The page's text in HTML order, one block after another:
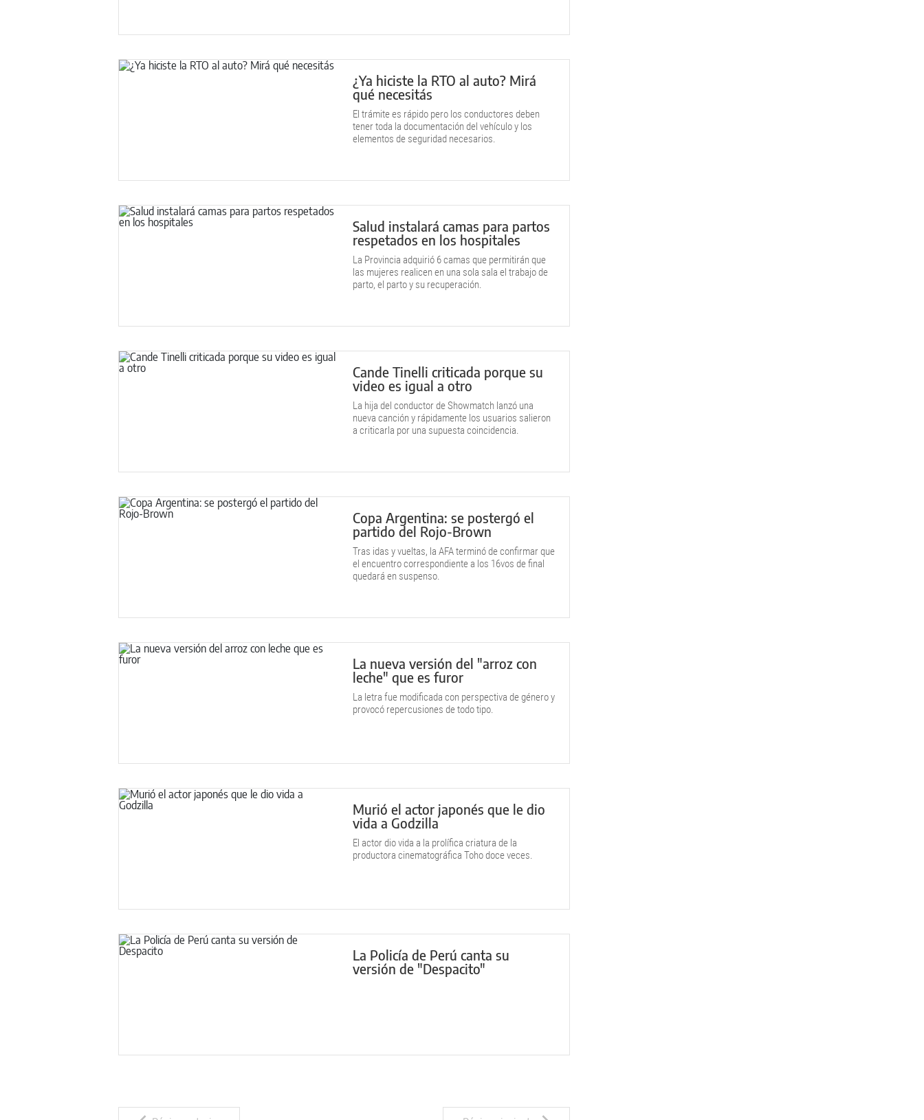
¿Ya hiciste la RTO al auto? Mirá
qué necesitás
El trámite es rápido pero los conductores deben
tener toda la documentación del vehículo y los
elementos de seguridad necesarios.
Salud instalará camas para partos
respetados en los hospitales
La Provincia adquirió 6 camas que permitirán que
las mujeres realicen en una sola sala el trabajo de
parto, el parto y su recuperación.
Cande Tinelli criticada porque su
video es igual a otro
La hija del conductor de Showmatch lanzó una
nueva canción y rápidamente los usuarios salieron
a criticarla por una supuesta coincidencia.
Copa Argentina: se postergó el
partido del Rojo-Brown
Tras idas y vueltas, la AFA terminó de confirmar que
el encuentro correspondiente a los 16vos de final
quedará en suspenso.
La nueva versión del "arroz con
leche" que es furor
La letra fue modificada con perspectiva de género y
provocó repercusiones de todo tipo.
Murió el actor japonés que le dio
vida a Godzilla
El actor dio vida a la prolífica criatura de la
productora cinematográfica Toho doce veces.
La Policía de Perú canta su
versión de "Despacito"